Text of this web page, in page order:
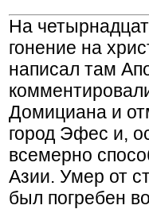
На
гонение на
написал там
Домициана и
город Эфес и,
всемерно
Азии. Умер от
был погребен